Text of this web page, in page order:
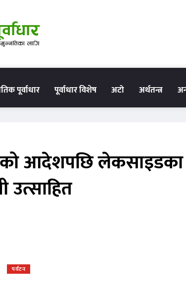
पूर्वाधार पूर्वाधार विशेष अटो अर्थतन्त्र
आदेशपछि लेकसाइडका
उत्साहित
पर्यटन